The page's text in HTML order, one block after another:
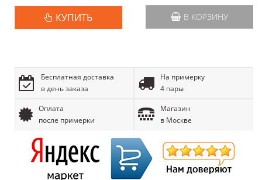
КУПИТЬ В КОРЗИНУ
Бесплатная доставка
в день заказа
На примерку
4 пары
Оплата
после примерки
Магазин
в Москве